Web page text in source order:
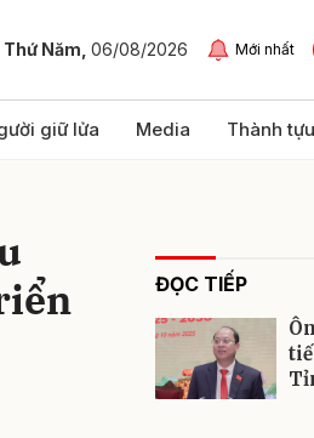
Thứ Năm, 06/08/2026 Mới nhất
giữ lửa Media Thành
ĐỌC TIẾP
Gửi